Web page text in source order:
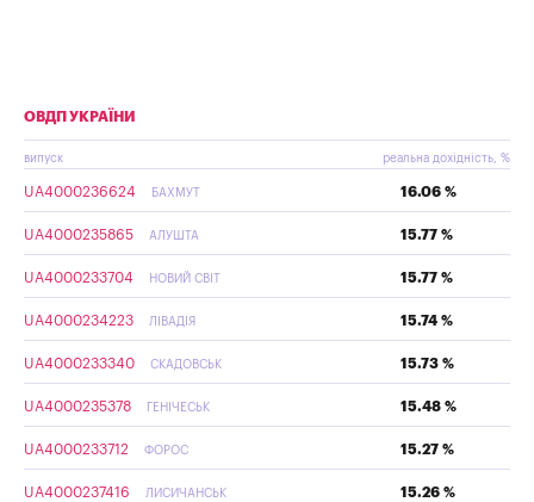
ОВДП УКРАЇНИ
випуск реальна дохідність, %
UA4000236624 БАХМУТ 16.06 %
UA4000235865 АЛУШТА 15.77 %
UA4000233704 НОВИЙ СВІТ 15.77 %
UA4000234223 ЛІВАДІЯ 15.74 %
UA4000233340 СКАДОВСЬК 15.73 %
UA4000235378 ГЕНІЧЕСЬК 15.48 %
UA4000233712 ФОРОС 15.27 %
UA4000237416 ЛИСИЧАНСЬК 15.26 %